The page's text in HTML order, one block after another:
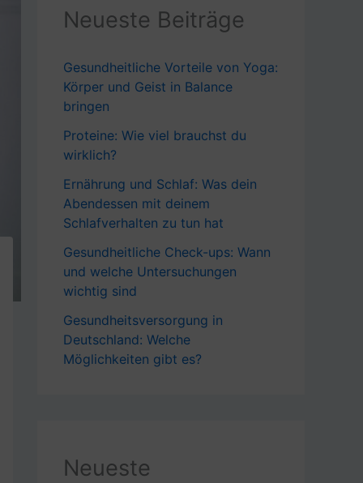
Neueste Beiträge
Gesundheitliche Vorteile von Yoga:
Körper und Geist in Balance
bringen
Proteine: Wie viel brauchst du
wirklich?
Ernährung und Schlaf: Was dein
Abendessen mit deinem
Schlafverhalten zu tun hat
Gesundheitliche Check-ups: Wann
und welche Untersuchungen
wichtig sind
Gesundheitsversorgung in
Deutschland: Welche
Möglichkeiten gibt es?
Neueste